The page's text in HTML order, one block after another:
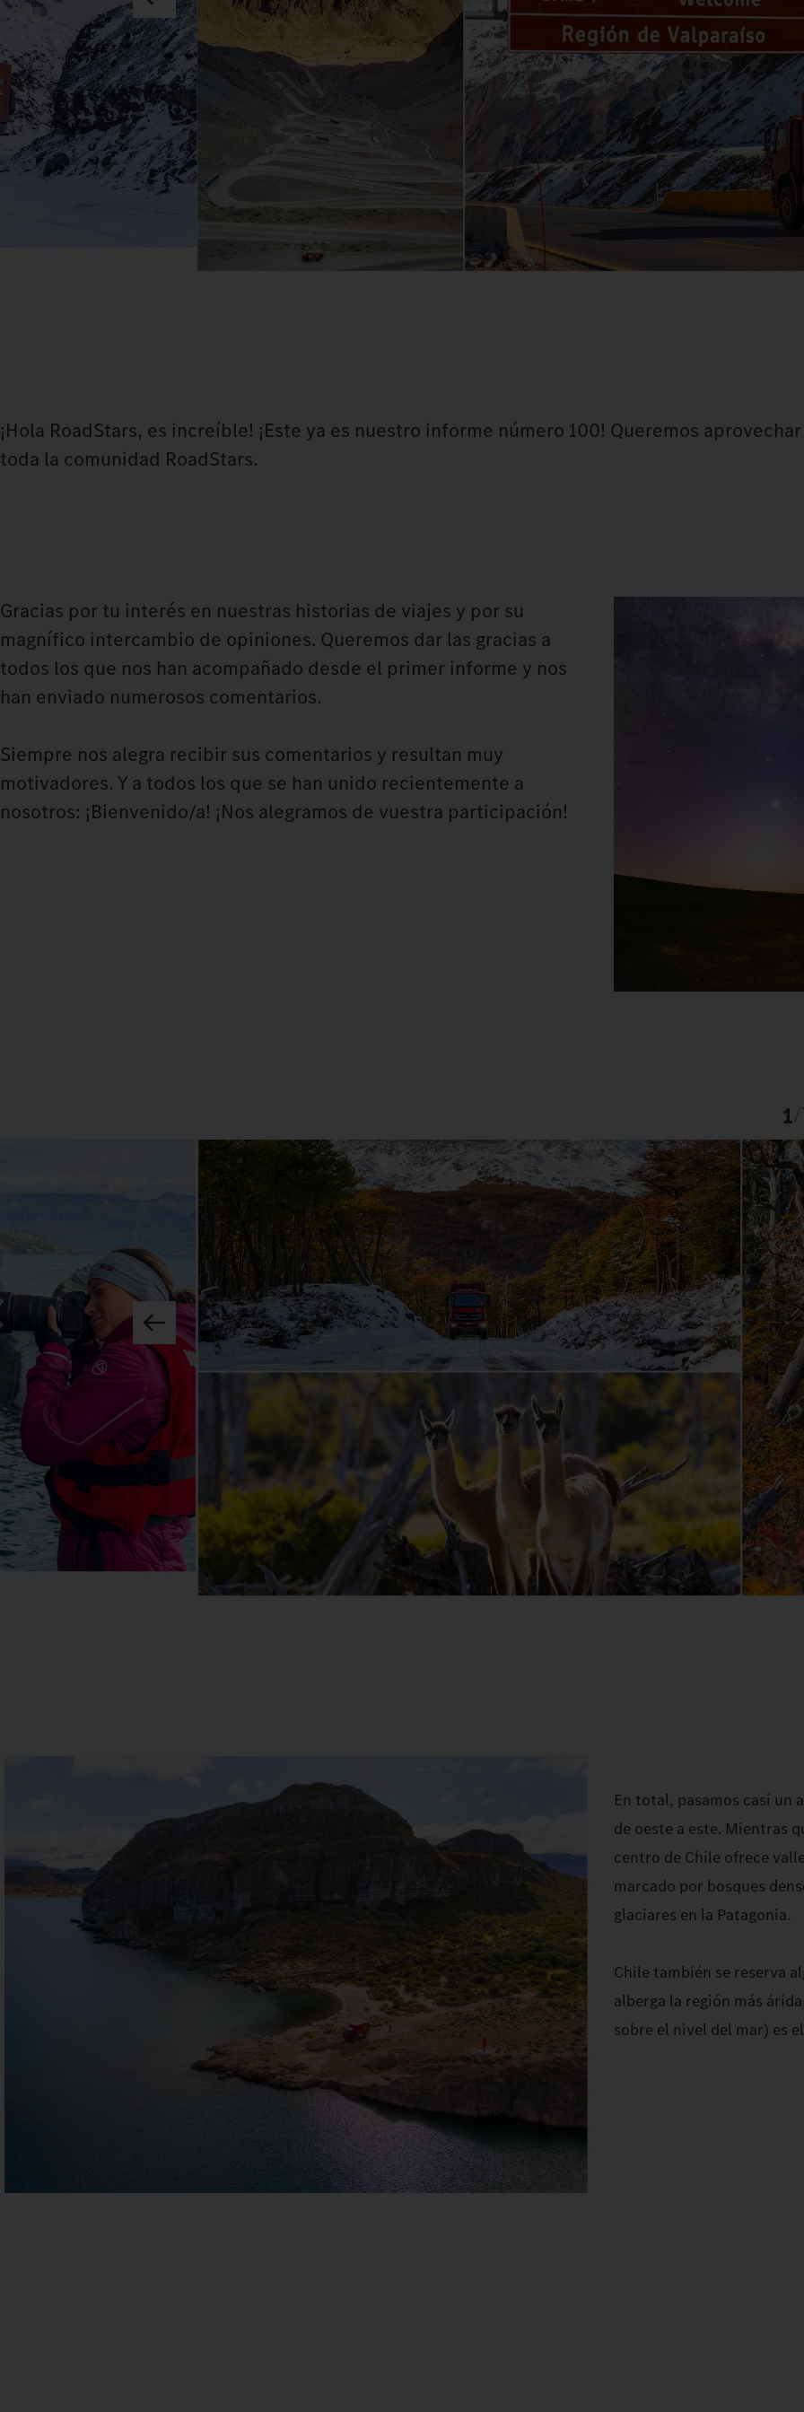
¡Hola RoadStars, es increíble! ¡Este ya es nuestro informe número 100! Queremos
toda la comunidad RoadStars.
Gracias por tu interés en nuestras historias de viajes y por su
magnífico intercambio de opiniones. Queremos dar las gracias a
todos los que nos han acompañado desde el primer informe y nos
han enviado numerosos comentarios.
Siempre nos alegra recibir sus comentarios y resultan muy
motivadores. Y a todos los que se han unido recientemente a
nosotros: ¡Bienvenido/a! ¡Nos alegramos de vuestra participación!
1
En total, pasamos casi un
de oeste a este. Mientras
centro de Chile ofrece
marcado por bosques
glaciares en la Patagonia.
Chile también se reserva
alberga la región más
sobre el nivel del mar) es